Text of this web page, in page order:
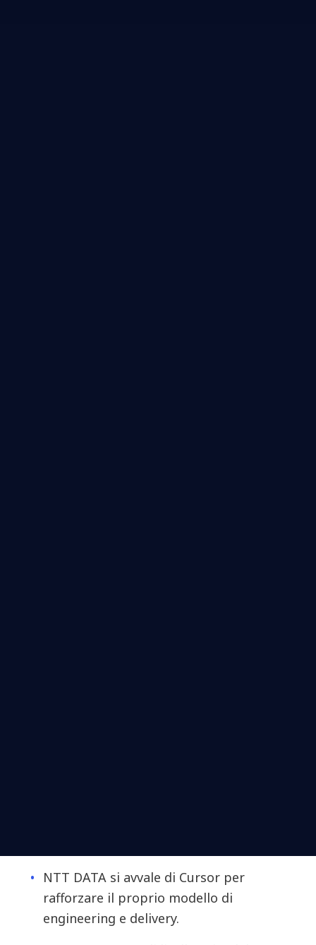
NTT DATA si avvale di Cursor per
rafforzare il proprio modello di
engineering e delivery.